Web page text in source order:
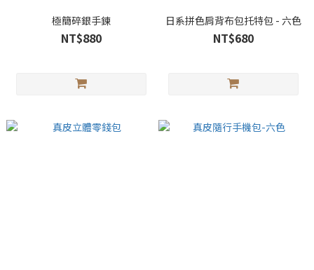
極簡碎銀手鍊
NT$880
日系拼色肩背布包托特包 - 六色
NT$680